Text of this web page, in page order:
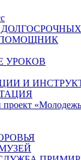
УРОКОВ
И